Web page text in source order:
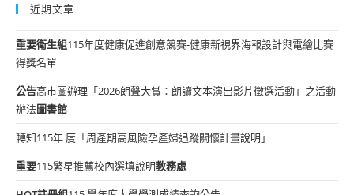
近期文章
重要衛生組115年度健康促進創意競賽-健康新視界海報設計與電繪比賽
得獎名單
公告高市圖辦理「2026朗聲大賞：朗讀文本演出影片徵選活動」之活動
辦法圖書館
轉知115年 度「周產期高風險孕產婦追蹤關懷計畫說明」
重要115繁星推薦校內選填說明教務處